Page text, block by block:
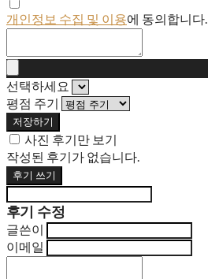
개인정보 수집 및 이용에 동의합니다.
선택하세요
평점 주기
저장하기
사진 후기만 보기
작성된 후기가 없습니다.
후기 쓰기
후기 수정
글쓴이
이메일